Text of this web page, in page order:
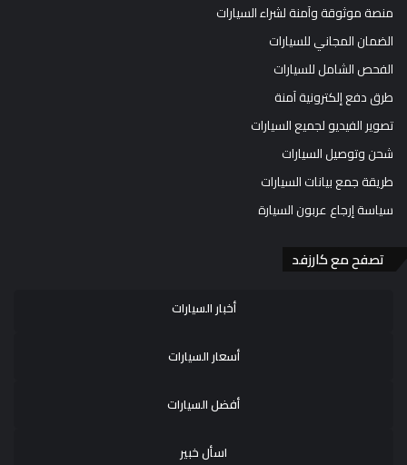
منصة موثوقة وآمنة لشراء السيارات
الضمان المجاني للسيارات
الفحص الشامل للسيارات
طرق دفع إلكترونية آمنة
تصوير الفيديو لجميع السيارات
شحن وتوصيل السيارات
طريقة جمع بيانات السيارات
سياسة إرجاع عربون السيارة
تصفح مع كارزفد
أخبار السيارات
أسعار السيارات
أفضل السيارات
اسأل خبير